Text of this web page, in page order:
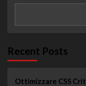
Recent Posts
Ottimizzare CSS